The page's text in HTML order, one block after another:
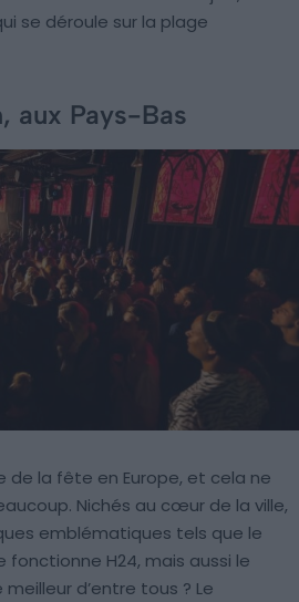
se déroule sur la plage
aux Pays-Bas
de la fête en Europe, et cela ne
Nichés au cœur de la ville,
emblématiques tels que le
fonctionne H24, mais aussi le
meilleur d’entre tous ? Le